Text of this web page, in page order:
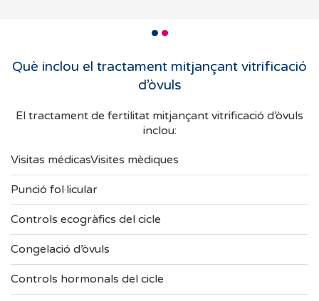
Què inclou el tractament mitjançant vitrificació
d’òvuls
El tractament de fertilitat mitjançant vitrificació d’òvuls
inclou:
Visitas médicasVisites mèdiques
Punció fol·licular
Controls ecogràfics del cicle
Congelació d’òvuls
Controls hormonals del cicle